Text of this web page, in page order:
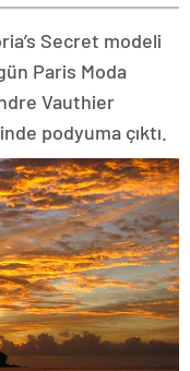
Secret modeli
Paris Moda
Vauthier
podyuma çıktı.